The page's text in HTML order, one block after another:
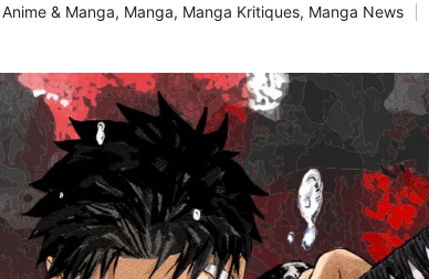
Posted
Anime & Manga, Manga, Manga Kritiques, Manga News